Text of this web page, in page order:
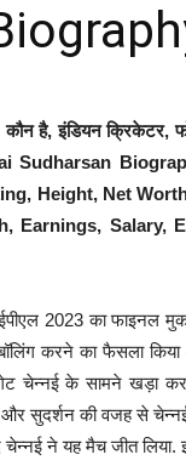
कौन है, इंडियन क्रिकेटर,
Sudharsan
Height, Net
Earnings, Salary,
2023 का फाइनल
करने का फैसला
चेन्नई के सामने खड़ा
सुदर्शन की वजह से चेन्नई
ने यह मैच जीत लिया.